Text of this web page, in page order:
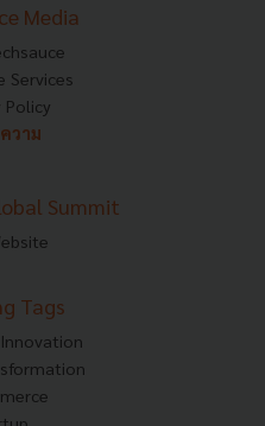
Media
Services
Policy
วาม
Summit
Tags